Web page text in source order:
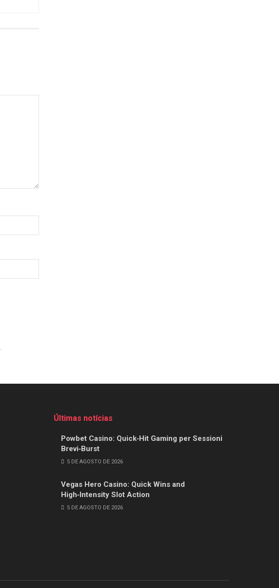
Últimas notícias
Powbet Casino: Quick‑Hit Gaming per Sessioni
Brevi‑Burst
5 DE AGOSTO DE 2026
Vegas Hero Casino: Quick Wins and
High‑Intensity Slot Action
5 DE AGOSTO DE 2026